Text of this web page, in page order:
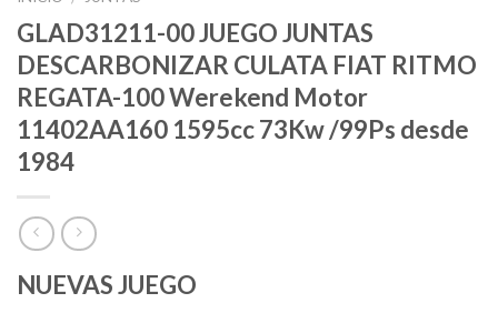
GLAD31211-00 JUEGO JUNTAS
DESCARBONIZAR CULATA FIAT RITMO
REGATA-100 Werekend Motor
11402AA160 1595cc 73Kw /99Ps desde
1984
NUEVAS JUEGO